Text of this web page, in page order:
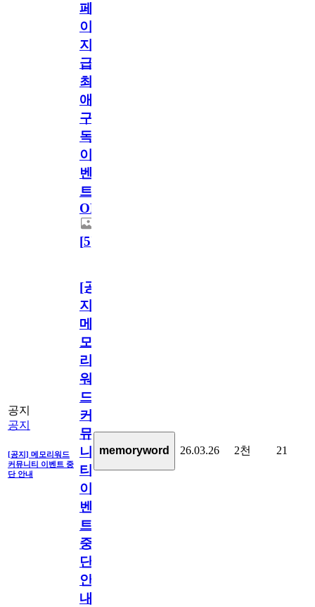
페
이
지
급!
최
애
구
독
이
벤
트
OPEN!
[5]
공지
공지
[공지] 메모리워드
커뮤니티 이벤트 중
단 안내
[공
지]
메
모
리
워
드
커
뮤
니
티
이
벤
트
중
단
안
내
memoryword 26.03.26 2천 21